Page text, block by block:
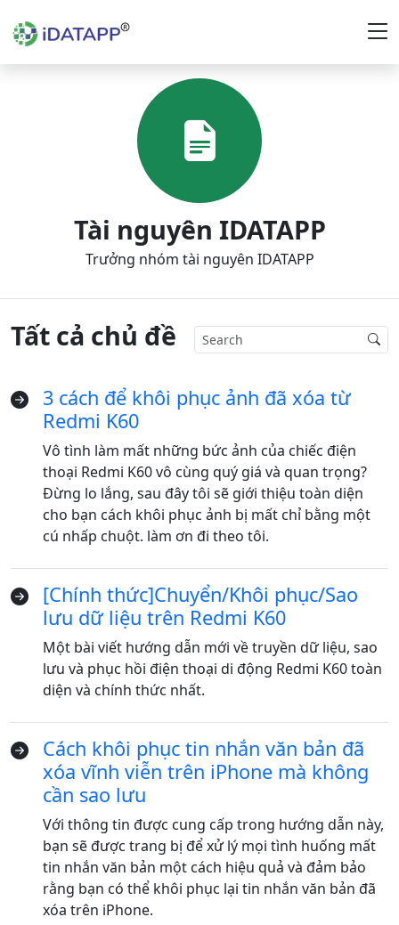
Tài nguyên IDATAPP
Trưởng nhóm tài nguyên IDATAPP
Tất cả chủ đề
3 cách để khôi phục ảnh đã xóa từ
Redmi K60
Vô tình làm mất những bức ảnh của chiếc điện
thoại Redmi K60 vô cùng quý giá và quan trọng?
Đừng lo lắng, sau đây tôi sẽ giới thiệu toàn diện
cho bạn cách khôi phục ảnh bị mất chỉ bằng một
cú nhấp chuột. làm ơn đi theo tôi.
[Chính thức]Chuyển/Khôi phục/Sao
lưu dữ liệu trên Redmi K60
Một bài viết hướng dẫn mới về truyền dữ liệu, sao
lưu và phục hồi điện thoại di động Redmi K60 toàn
diện và chính thức nhất.
Cách khôi phục tin nhắn văn bản đã
xóa vĩnh viễn trên iPhone mà không
cần sao lưu
Với thông tin được cung cấp trong hướng dẫn này,
bạn sẽ được trang bị để xử lý mọi tình huống mất
tin nhắn văn bản một cách hiệu quả và đảm bảo
rằng bạn có thể khôi phục lại tin nhắn văn bản đã
xóa trên iPhone.